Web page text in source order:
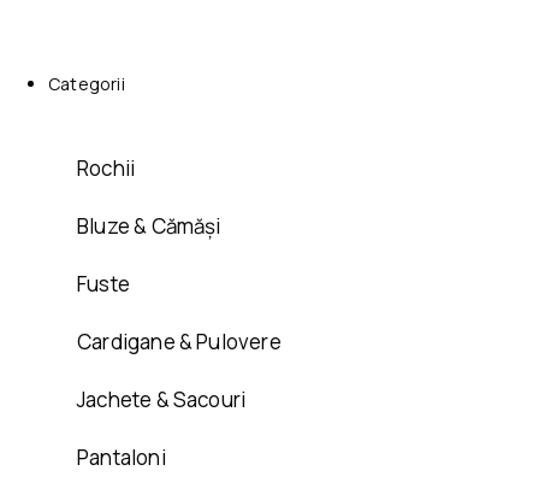
Categorii
Rochii
Bluze & Cămăși
Fuste
Cardigane & Pulovere
Jachete & Sacouri
Pantaloni